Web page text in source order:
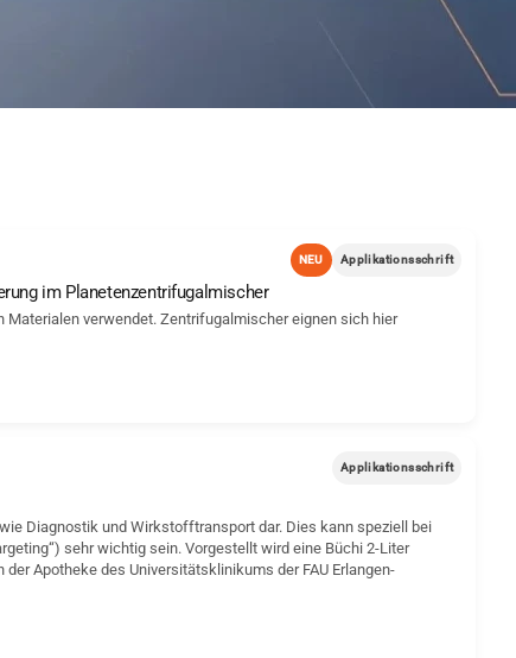
NEU Applikationsschrift
im Planetenzentrifugalmischer
verwendet. Zentrifugalmischer eignen sich hier
Applikationsschrift
Diagnostik und Wirkstofftransport dar. Dies kann speziell bei
sehr wichtig sein. Vorgestellt wird eine Büchi 2-Liter
Apotheke des Universitätsklinikums der FAU Erlangen-